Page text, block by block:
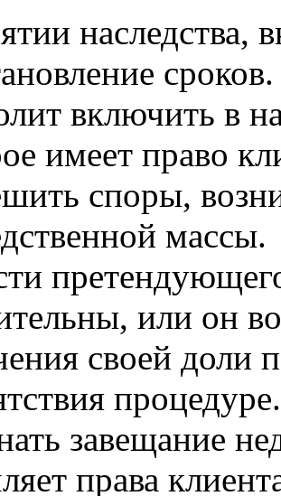
наследства,
сроков.
включить в
имеет право
споры,
массы.
или он
своей доли
процедуре.
завещание
права